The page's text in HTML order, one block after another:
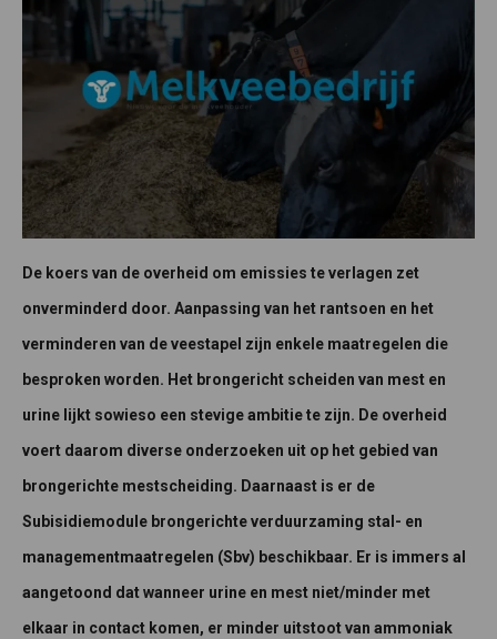
De koers van de overheid om emissies te verlagen zet
onverminderd door. Aanpassing van het rantsoen en het
verminderen van de veestapel zijn enkele maatregelen die
besproken worden. Het brongericht scheiden van mest en
urine lijkt sowieso een stevige ambitie te zijn. De overheid
voert daarom diverse onderzoeken uit op het gebied van
brongerichte mestscheiding. Daarnaast is er de
Subisidiemodule brongerichte verduurzaming stal- en
managementmaatregelen (Sbv) beschikbaar. Er is immers al
aangetoond dat wanneer urine en mest niet/minder met
elkaar in contact komen, er minder uitstoot van ammoniak